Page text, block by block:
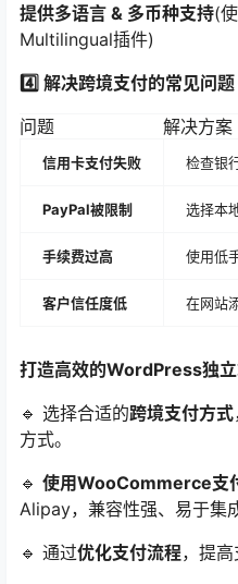
提供多语言 & 多币种支持(
Multilingual插件)
4️⃣ 解决跨境支付的常见问题
问题
解决方案
信用卡支付失败 检查银
PayPal被限制 选择本
手续费过高 使用低
客户信任度低 在网站
打造高效的WordPress独
🔹 选择合适的跨境支付方式
方式。
🔹 使用WooCommerce支
Alipay，兼容性强、易于集成
🔹 通过优化支付流程，提高